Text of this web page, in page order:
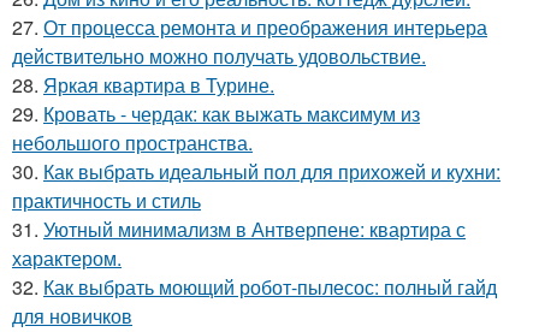
27. От процесса ремонта и преображения интерьера
действительно можно получать удовольствие.
28. Яркая квартира в Турине.
29. Кровать - чердак: как выжать максимум из
небольшого пространства.
30. Как выбрать идеальный пол для прихожей и кухни:
практичность и стиль
31. Уютный минимализм в Антверпене: квартира с
характером.
32. Как выбрать моющий робот-пылесос: полный гайд
для новичков